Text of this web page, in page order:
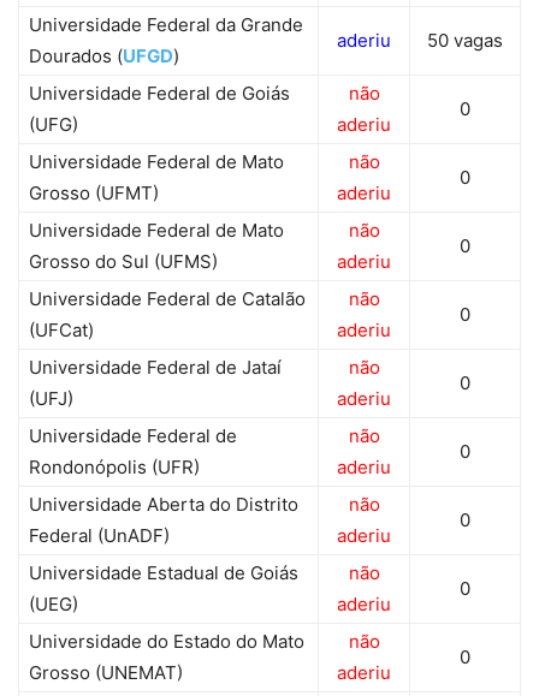
Universidade Federal da Grande
Dourados (UFGD)
aderiu 50 vagas
Universidade Federal de Goiás
(UFG)
não
aderiu
0
Universidade Federal de Mato
Grosso (UFMT)
não
aderiu
0
Universidade Federal de Mato
Grosso do Sul (UFMS)
não
aderiu
0
Universidade Federal de Catalão
(UFCat)
não
aderiu
0
Universidade Federal de Jataí
(UFJ)
não
aderiu
0
Universidade Federal de
Rondonópolis (UFR)
não
aderiu
0
Universidade Aberta do Distrito
Federal (UnADF)
não
aderiu
0
Universidade Estadual de Goiás
(UEG)
não
aderiu
0
Universidade do Estado do Mato
Grosso (UNEMAT)
não
aderiu
0